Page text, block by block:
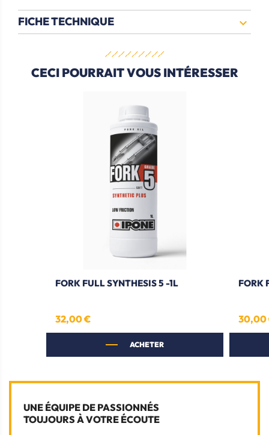
FICHE TECHNIQUE 
CECI POURRAIT VOUS INTÉRESSER
FORK FULL SYNTHESIS 5 -1L
Prix
32,00 €
ACHETER
FORK
Prix
30,00
UNE ÉQUIPE DE PASSIONNÉS
TOUJOURS À VOTRE ÉCOUTE